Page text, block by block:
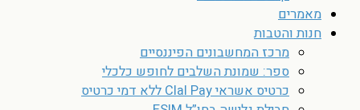
מאמרים
חנות והטבות
מרכז המחשבונים הפיננסיים
ספר: שמונת השלבים לחופש כלכלי
כרטיס אשראי Clal Pay ללא דמי כרטיס